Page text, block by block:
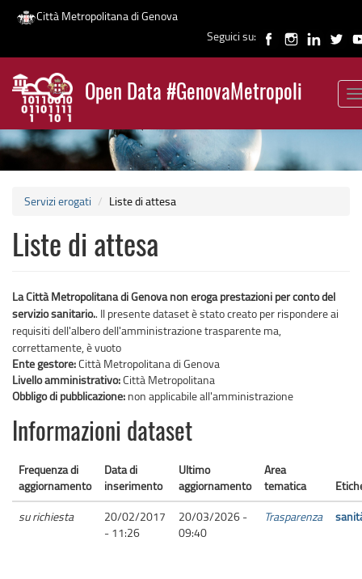
Salta
contenuto
principale
Città Metropolitana di Genova
Seguici su:
Open Data #GenovaMetropoli
News
Servizi erogati Liste di attesa
Liste di attesa
La Città Metropolitana di Genova non eroga prestazioni per conto del
servizio sanitario.. Il presente dataset è stato creato per rispondere ai
requisiti dell'albero dell'amministrazione trasparente ma,
correttamente, è vuoto
Ente gestore:Città Metropolitana di Genova
Livello amministrativo:Città Metropolitana
Obbligo di pubblicazione: non applicabile all'amministrazione
Informazioni dataset
Frequenza di
aggiornamento
Data di
inserimento
Ultimo
aggiornamento
Area
tematica
su richiesta
20/02/2017
- 11:26
20/03/2026 -
09:40
Trasparenza